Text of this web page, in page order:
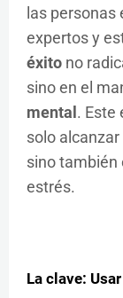
las
expertos y
éxito no
sino en el
mental . Este
solo
sino también
estrés.
La clave: